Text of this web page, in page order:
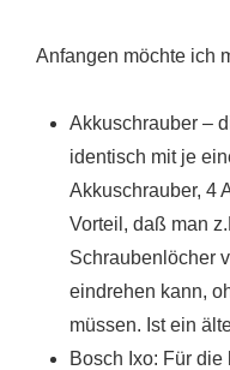
Anfangen möchte ich
Akkuschrauber –
identisch mit je
Akkuschrauber, 4
Vorteil, daß man
Schraubenlöcher
eindrehen kann,
müssen. Ist ein
Bosch Ixo: Für